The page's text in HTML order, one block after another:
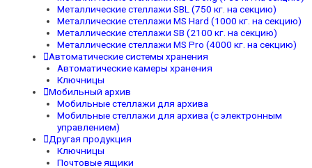
Металлические стеллажи SBL (750 кг. на секцию)
Металлические стеллажи MS Hard (1000 кг. на секцию)
Металлические стеллажи SB (2100 кг. на секцию)
Металлические стеллажи MS Pro (4000 кг. на секцию)
Автоматические системы хранения
Автоматические камеры хранения
Ключницы
Мобильный архив
Мобильные стеллажи для архива
Мобильные стеллажи для архива (с электронным
управлением)
Другая продукция
Ключницы
Почтовые ящики